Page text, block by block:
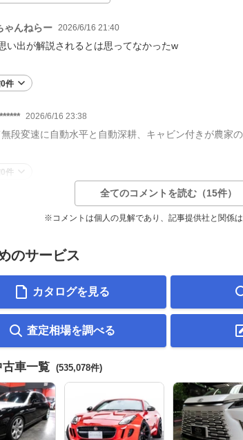
ゃんねらー 2026/6/16 21:40
い出が解説されるとは思ってなかったw
件
2026/6/16 23:38
段変速に自動水平と自動深耕、キャビン付きが農家
件
全てのコメントを読む（15件）
※コメントは個人の見解であり、記事提供社と関係は
のサービス
カタログを見る
査定相場を調べる
車一覧 (535,078件)